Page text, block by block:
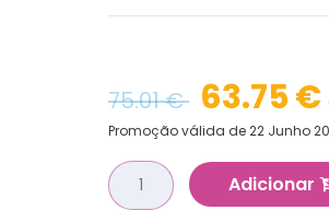
75.01 € 63.75 €
Promoção válida de 22 Junho
Adicionar